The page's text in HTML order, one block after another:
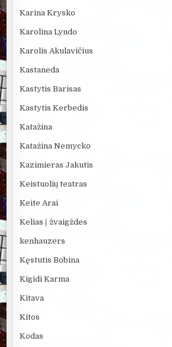
Karina Krysko
Karolina Lyndo
Karolis Akulavičius
Kastaneda
Kastytis Barisas
Kastytis Kerbedis
Katažina
Katažina Nemycko
Kazimieras Jakutis
Keistuolių teatras
Keite Arai
Kelias į žvaigždes
kenhauzers
Kęstutis Bobina
Kigidi Karma
Kitava
Kitos
Kodas